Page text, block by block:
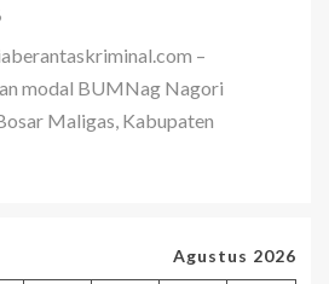
–
modal BUMNag Nagori
Maligas, Kabupaten
Agustus 2026